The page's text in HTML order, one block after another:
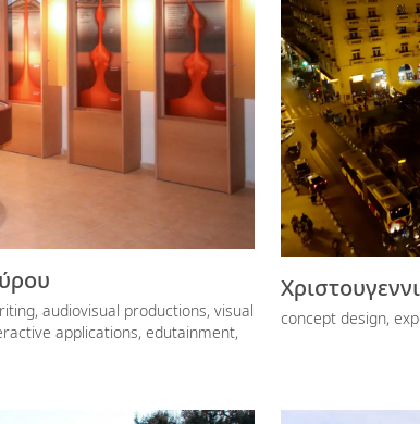
audiovisual productions, visual
applications, edutainment,
concept design,